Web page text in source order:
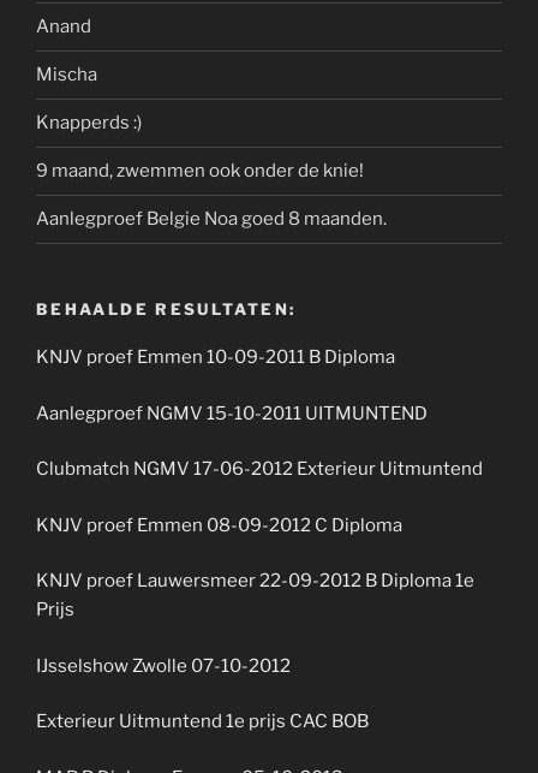
Anand
Mischa
Knapperds :)
9 maand, zwemmen ook onder de knie!
Aanlegproef Belgie Noa goed 8 maanden.
BEHAALDE RESULTATEN:
KNJV proef Emmen 10-09-2011 B Diploma
Aanlegproef NGMV 15-10-2011 UITMUNTEND
Clubmatch NGMV 17-06-2012 Exterieur Uitmuntend
KNJV proef Emmen 08-09-2012 C Diploma
KNJV proef Lauwersmeer 22-09-2012 B Diploma 1e
Prijs
IJsselshow Zwolle 07-10-2012
Exterieur Uitmuntend 1e prijs CAC BOB